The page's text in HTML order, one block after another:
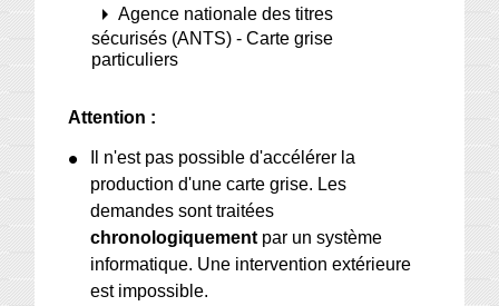
arrow_rightAgence nationale des titres
sécurisés (ANTS) - Carte grise
particuliers
Attention :
Il n'est pas possible d'accélérer la
production d'une carte grise. Les
demandes sont traitées
chronologiquement par un système
informatique. Une intervention extérieure
est impossible.